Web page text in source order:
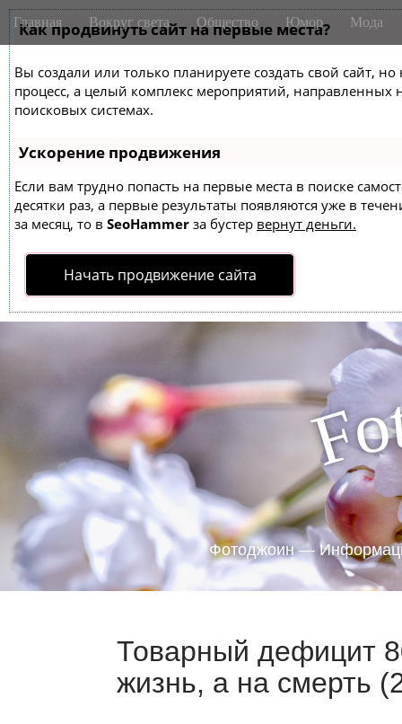
Как продвинуть сайт на первые места?
Вы создали или только планируете создать свой сайт,
процесс, а целый комплекс мероприятий,
поисковых системах.
Ускорение продвижения
Если вам трудно попасть на первые места в поиске
десятки раз, а первые результаты появляются уже в
за месяц, то в SeoHammer за бустер вернут деньги.
Начать продвижение сайта
M
a
n
m
e
n
u
i
Главная Вокруг света Общество Юмор Мода
Fo
Фотоджоин —
Товарный дефицит
жизнь, а на смерть